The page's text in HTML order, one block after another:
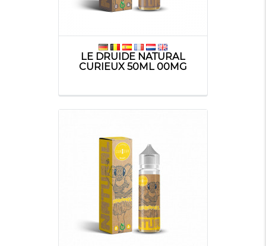
LE DRUIDE NATURAL
CURIEUX 50ML 00MG